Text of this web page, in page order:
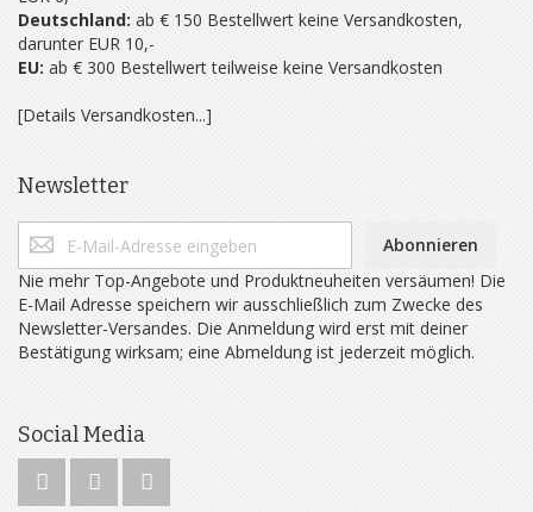
Deutschland: ab € 150 Bestellwert keine Versandkosten,
darunter EUR 10,-
EU: ab € 300 Bestellwert teilweise keine Versandkosten
[Details Versandkosten...]
Newsletter
Abonnieren
Nie mehr Top-Angebote und Produktneuheiten versäumen! Die
E-Mail Adresse speichern wir ausschließlich zum Zwecke des
Newsletter-Versandes. Die Anmeldung wird erst mit deiner
Bestätigung wirksam; eine Abmeldung ist jederzeit möglich.
Social Media